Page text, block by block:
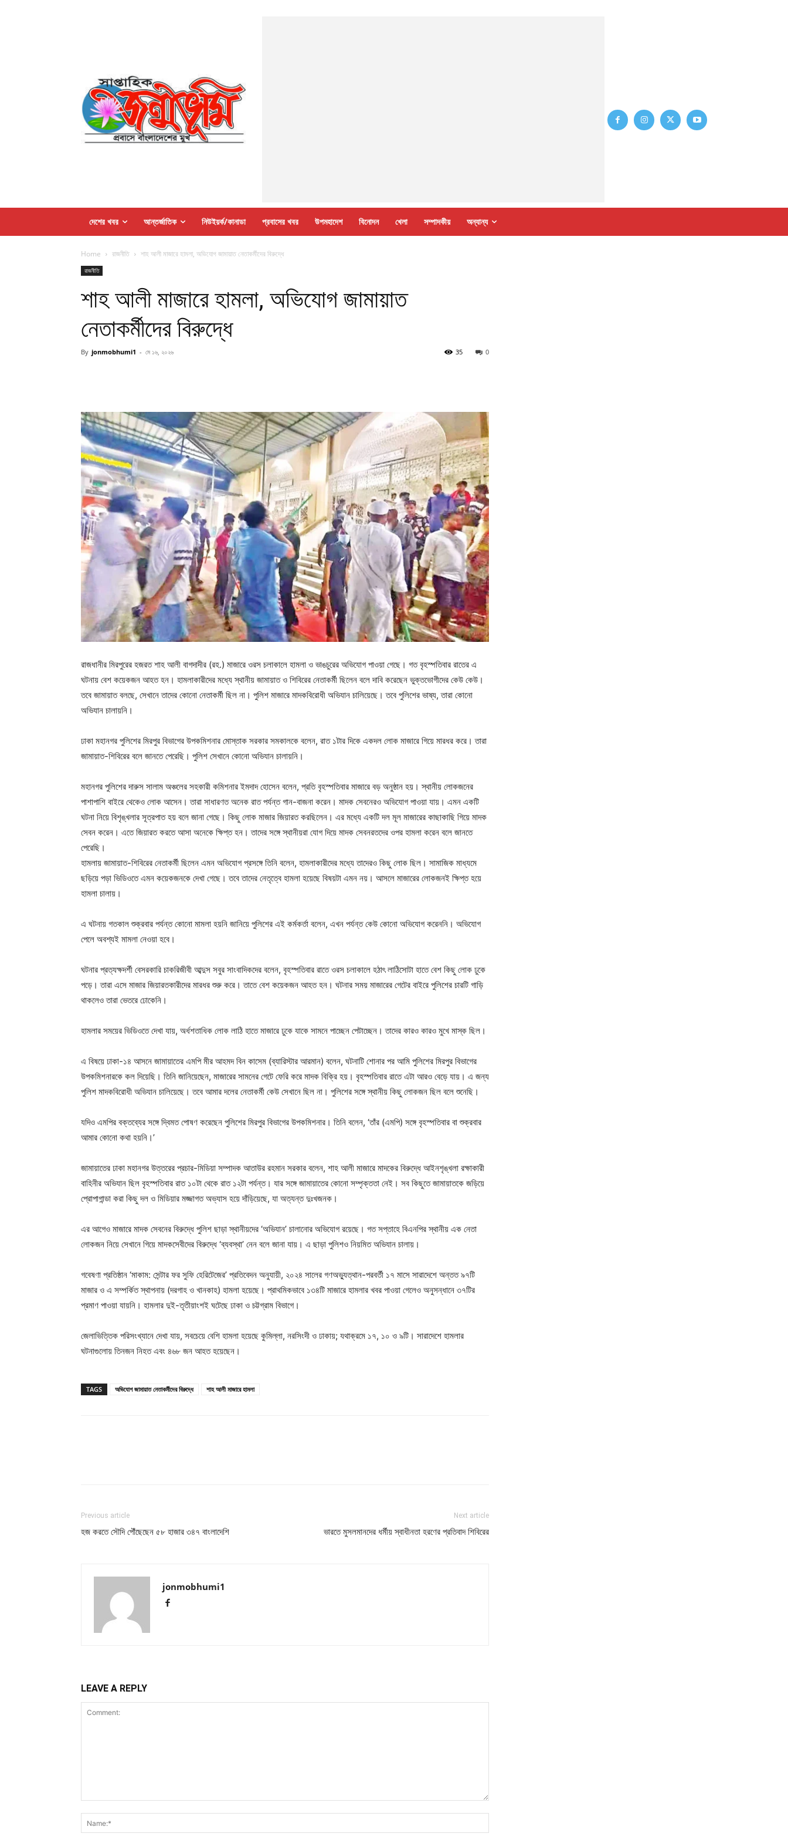
দেশের খবর আন্তর্জাতিক নিউইয়র্ক/কানাডা প্রবাসের খবর উপমহাদেশ বিনোদন খেলা সম্পাদকীয় অন্যান্য
Home রাজনীতি শাহ আলী মাজারে হামলা, অভিযোগ জামায়াত নেতাকর্মীদের বিরুদ্ধে
রাজনীতি
শাহ আলী মাজারে হামলা, অভিযোগ জামায়াত
নেতাকর্মীদের বিরুদ্ধে
By jonmobhumi1 - মে ১৬, ২০২৬ 0
35
রাজধানীর মিরপুরের হজরত শাহ আলী বাগদাদীর (রহ.) মাজারে ওরস চলাকালে হামলা ও ভাঙচুরের অভিযোগ পাওয়া গেছে। গত বৃহস্পতিবার রাতের এ
ঘটনায় বেশ কয়েকজন আহত হন। হামলাকারীদের মধ্যে স্থানীয় জামায়াত ও শিবিরের নেতাকর্মী ছিলেন বলে দাবি করেছেন ভুক্তভোগীদের কেউ কেউ।
তবে জামায়াত বলছে, সেখানে তাদের কোনো নেতাকর্মী ছিল না। পুলিশ মাজারে মাদকবিরোধী অভিযান চালিয়েছে। তবে পুলিশের ভাষ্য, তারা কোনো
অভিযান চালায়নি।
ঢাকা মহানগর পুলিশের মিরপুর বিভাগের উপকমিশনার মোস্তাক সরকার সমকালকে বলেন, রাত ১টার দিকে একদল লোক মাজারে গিয়ে মারধর করে। তারা
জামায়াত-শিবিরের বলে জানতে পেরেছি। পুলিশ সেখানে কোনো অভিযান চালায়নি।
মহানগর পুলিশের দারুস সালাম অঞ্চলের সহকারী কমিশনার ইমদাদ হোসেন বলেন, প্রতি বৃহস্পতিবার মাজারে বড় অনুষ্ঠান হয়। স্থানীয় লোকজনের
পাশাপাশি বাইরে থেকেও লোক আসেন। তারা সাধারণত অনেক রাত পর্যন্ত গান-বাজনা করেন। মাদক সেবনেরও অভিযোগ পাওয়া যায়। এমন একটি
ঘটনা নিয়ে বিশৃঙ্খলার সূত্রপাত হয় বলে জানা গেছে। কিছু লোক মাজার জিয়ারত করছিলেন। এর মধ্যে একটি দল মূল মাজারের কাছাকাছি গিয়ে মাদক
সেবন করেন। এতে জিয়ারত করতে আসা অনেকে ক্ষিপ্ত হন। তাদের সঙ্গে স্থানীয়রা যোগ দিয়ে মাদক সেবনরতদের ওপর হামলা করেন বলে জানতে
পেরেছি।
হামলায় জামায়াত-শিবিরের নেতাকর্মী ছিলেন এমন অভিযোগ প্রসঙ্গে তিনি বলেন, হামলাকারীদের মধ্যে তাদেরও কিছু লোক ছিল। সামাজিক মাধ্যমে
ছড়িয়ে পড়া ভিডিওতে এমন কয়েকজনকে দেখা গেছে। তবে তাদের নেতৃত্বে হামলা হয়েছে বিষয়টা এমন নয়। আসলে মাজারের লোকজনই ক্ষিপ্ত হয়ে
হামলা চালায়।
এ ঘটনায় গতকাল শুক্রবার পর্যন্ত কোনো মামলা হয়নি জানিয়ে পুলিশের এই কর্মকর্তা বলেন, এখন পর্যন্ত কেউ কোনো অভিযোগ করেননি। অভিযোগ
পেলে অবশ্যই মামলা নেওয়া হবে।
ঘটনার প্রত্যক্ষদর্শী বেসরকারি চাকরিজীবী আব্দুস সবুর সাংবাদিকদের বলেন, বৃহস্পতিবার রাতে ওরস চলাকালে হঠাৎ লাঠিসোটা হাতে বেশ কিছু লোক ঢুকে
পড়ে। তারা এসে মাজার জিয়ারতকারীদের মারধর শুরু করে। তাতে বেশ কয়েকজন আহত হন। ঘটনার সময় মাজারের গেটের বাইরে পুলিশের চারটি গাড়ি
থাকলেও তারা ভেতরে ঢোকেনি।
হামলার সময়ের ভিডিওতে দেখা যায়, অর্ধশতাধিক লোক লাঠি হাতে মাজারে ঢুকে যাকে সামনে পাচ্ছেন পেটাচ্ছেন। তাদের কারও কারও মুখে মাস্ক ছিল।
এ বিষয়ে ঢাকা-১৪ আসনে জামায়াতের এমপি মীর আহমদ বিন কাসেম (ব্যারিস্টার আরমান) বলেন, ঘটনাটি শোনার পর আমি পুলিশের মিরপুর বিভাগের
উপকমিশনারকে কল দিয়েছি। তিনি জানিয়েছেন, মাজারের সামনের গেটে ফেরি করে মাদক বিক্রি হয়। বৃহস্পতিবার রাতে এটা আরও বেড়ে যায়। এ জন্য
পুলিশ মাদকবিরোধী অভিযান চালিয়েছে। তবে আমার দলের নেতাকর্মী কেউ সেখানে ছিল না। পুলিশের সঙ্গে স্থানীয় কিছু লোকজন ছিল বলে শুনেছি।
যদিও এমপির বক্তব্যের সঙ্গে দ্বিমত পোষণ করেছেন পুলিশের মিরপুর বিভাগের উপকমিশনার। তিনি বলেন, ‘তাঁর (এমপি) সঙ্গে বৃহস্পতিবার বা শুক্রবার
আমার কোনো কথা হয়নি।’
জামায়াতের ঢাকা মহানগর উত্তরের প্রচার-মিডিয়া সম্পাদক আতাউর রহমান সরকার বলেন, শাহ আলী মাজারে মাদকের বিরুদ্ধে আইনশৃঙ্খলা রক্ষাকারী
বাহিনীর অভিযান ছিল বৃহস্পতিবার রাত ১০টা থেকে রাত ১২টা পর্যন্ত। যার সঙ্গে জামায়াতের কোনো সম্পৃক্ততা নেই। সব কিছুতে জামায়াতকে জড়িয়ে
প্রোপাগান্ডা করা কিছু দল ও মিডিয়ার মজ্জাগত অভ্যাস হয়ে দাঁড়িয়েছে, যা অত্যন্ত দুঃখজনক।
এর আগেও মাজারে মাদক সেবনের বিরুদ্ধে পুলিশ ছাড়া স্থানীয়দের ‘অভিযান’ চালানোর অভিযোগ রয়েছে। গত সপ্তাহে বিএনপির স্থানীয় এক নেতা
লোকজন নিয়ে সেখানে গিয়ে মাদকসেবীদের বিরুদ্ধে ‘ব্যবস্থা’ নেন বলে জানা যায়। এ ছাড়া পুলিশও নিয়মিত অভিযান চালায়।
গবেষণা প্রতিষ্ঠান ‘মাকাম: সেন্টার ফর সুফি হেরিটেজের’ প্রতিবেদন অনুযায়ী, ২০২৪ সালের গণঅভ্যুত্থান-পরবর্তী ১৭ মাসে সারাদেশে অন্তত ৯৭টি
মাজার ও এ সম্পর্কিত স্থাপনায় (দরগাহ ও খানকাহ) হামলা হয়েছে। প্রাথমিকভাবে ১৩৪টি মাজারে হামলার খবর পাওয়া গেলেও অনুসন্ধানে ৩৭টির
প্রমাণ পাওয়া যায়নি। হামলার দুই-তৃতীয়াংশই ঘটেছে ঢাকা ও চট্টগ্রাম বিভাগে।
জেলাভিত্তিক পরিসংখ্যানে দেখা যায়, সবচেয়ে বেশি হামলা হয়েছে কুমিল্লা, নরসিংদী ও ঢাকায়; যথাক্রমে ১৭, ১০ ও ৯টি। সারাদেশে হামলার
ঘটনাগুলোয় তিনজন নিহত এবং ৪৬৮ জন আহত হয়েছেন।
TAGS অভিযোগ জামায়াত নেতাকর্মীদের বিরুদ্ধে শাহ আলী মাজারে হামলা
Previous article
হজ করতে সৌদি পৌঁছেছেন ৫৮ হাজার ৩৪৭ বাংলাদেশি
Next article
ভারতে মুসলমানদের ধর্মীয় স্বাধীনতা হরণের প্রতিবাদ শিবিরের
jonmobhumi1
LEAVE A REPLY